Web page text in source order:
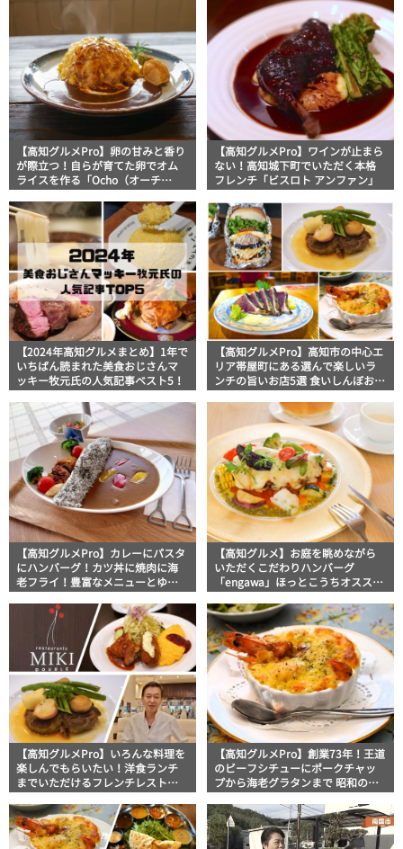
元の高知満腹日記
【高知グルメPro】卵の甘みと香り
が際立つ！自らが育てた卵でオム
ライスを作る「Ocho（オーチ
知満腹日記
【高知グルメPro】ワインが止まら
ない！高知城下町でいただく本格
フレンチ「ビスロト アンファン」
【2024年高知グルメまとめ】1年で
いちばん読まれた美食おじさんマ
ッキー牧元氏の人気記事ベスト5！
【高知グルメPro】高知市の中心エ
リア帯屋町にある選んで楽しいラ
ンチの旨いお店5選 食いしんぼおじ
セレクション
【高知グルメPro】カレーにパスタ
にハンバーグ！カツ丼に焼肉に海
老フライ！豊富なメニューとゆっ
スメのお店5選！フードジャーナリ
スト・マッキー牧元の高知満腹日
記セレクション
【高知グルメ】お庭を眺めながら
いただくこだわりハンバーグ
「engawa」ほっとこうちオススメ
【高知グルメPro】いろんな料理を
楽しんでもらいたい！洋食ランチ
までいただけるフレンチレストラ
おじさんマッキー牧元の高知満腹
日記
【高知グルメPro】創業73年！王道
のビーフシチューにポークチャッ
プから海老グラタンまで 昭和の空
クドール」美食おじさんマッキー
牧元の高知満腹日記